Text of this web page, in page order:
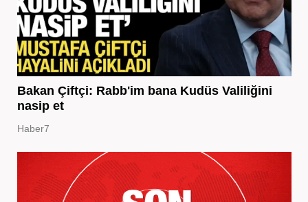
Bakan Çiftçi: Rabb'im bana Kudüs Valiliğini
nasip et
Haber7